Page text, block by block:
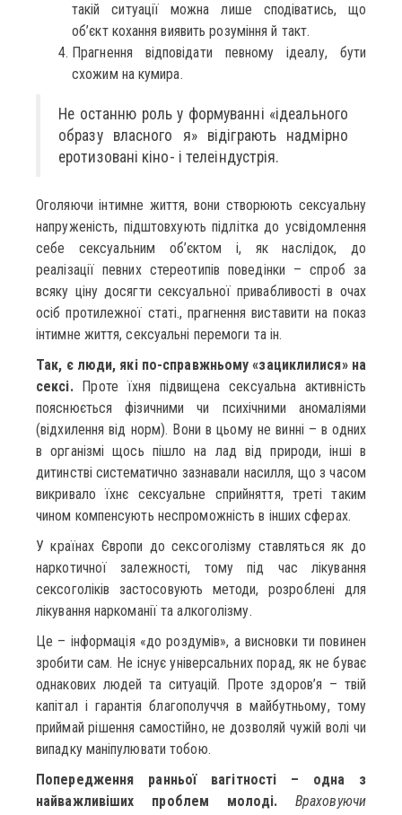
такій ситуації можна лише сподіватись, що
об’єкт кохання виявить розуміння й такт.
Прагнення відповідати певному ідеалу, бути
схожим на кумира.
Не останню роль у формуванні «ідеального
образу власного я» відіграють надмірно
еротизовані кіно- і телеіндустрія.
Оголяючи інтимне життя, вони створюють сексуальну
напруженість, підштовхують підлітка до усвідомлення
себе сексуальним об’єктом і, як наслідок, до
реалізації певних стереотипів поведінки – спроб за
всяку ціну досягти сексуальної привабливості в очах
осіб протилежної статі., прагнення виставити на показ
інтимне життя, сексуальні перемоги та ін.
Так, є люди, які по-справжньому «зациклилися» на
сексі.Проте їхня підвищена сексуальна активність
пояснюється фізичними чи психічними аномаліями
(відхилення від норм). Вони в цьому не винні – в одних
в організмі щось пішло на лад від природи, інші в
дитинстві систематично зазнавали насилля, що з часом
викривало їхнє сексуальне сприйняття, треті таким
чином компенсують неспроможність в інших сферах.
У країнах Європи до сексоголізму ставляться як до
наркотичної залежності, тому під час лікування
сексоголіків застосовують методи, розроблені для
лікування наркоманії та алкоголізму.
Це – інформація «до роздумів», а висновки ти повинен
зробити сам. Не існує універсальних порад, як не буває
однакових людей та ситуацій. Проте здоров’я – твій
капітал і гарантія благополуччя в майбутньому, тому
приймай рішення самостійно, не дозволяй чужій волі чи
випадку маніпулювати тобою.
Попередження ранньої вагітності – одна з
найважливіших проблем молоді.Враховуючи